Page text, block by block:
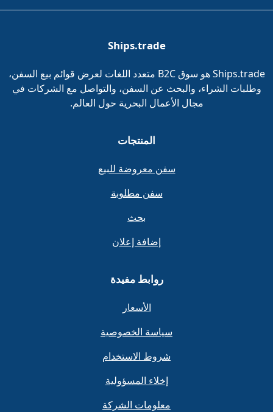
Ships.trade
Ships.trade هو سوق B2C متعدد اللغات لعرض قوائم بيع السفن،
وطلبات الشراء، والبحث عن السفن، والتواصل مع الشركات في
مجال الأعمال البحرية حول العالم.
المنتجات
سفن معروضة للبيع
سفن مطلوبة
بحث
إضافة إعلان
روابط مفيدة
الأسعار
سياسة الخصوصية
شروط الاستخدام
إخلاء المسؤولية
معلومات الشركة